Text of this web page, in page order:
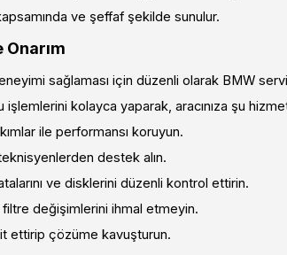
ve şeffaf şekilde sunulur.
sağlaması için düzenli olarak BMW
kolayca yaparak, aracınıza şu
ile performansı koruyun.
destek alın.
ve disklerini düzenli kontrol ettirin.
değişimlerini ihmal etmeyin.
ettirip çözüme kavuşturun.